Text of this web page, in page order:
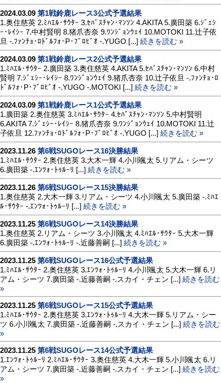
2024.03.09 第1戦鈴鹿レース3公式予選結果
1.奥住慈英 2.ﾐﾊｴﾙ･ｻｳﾀｰ 3.ｾﾊﾞｽﾁｬﾝ･ﾏﾝｿﾝ 4.AKITA 5.廣田築 6.ｼﾞｪｼ
ｰ･ﾚｲｼｰ 7.中村賢明 8.猪爪杏奈 9.ﾜﾝｼﾞｮﾝｳｪｲ 10.MOTOKI 11.辻子依
旦 -.ﾌｧﾝﾁｮ･ﾛﾄﾞﾙﾌｫ･P･ﾌﾞﾛﾋﾞｵ -.YUGO [...] 続きを読む »
2024.03.09 第1戦鈴鹿レース2公式予選結果
1.ﾐﾊｴﾙ･ｻｳﾀｰ 2.廣田築 3.奥住慈英 4.AKITA 5.ｾﾊﾞｽﾁｬﾝ･ﾏﾝｿﾝ 6.中村
賢明 7.ｼﾞｪｼｰ･ﾚｲｼｰ 8.ﾜﾝｼﾞｮﾝｳｪｲ 9.猪爪杏奈 10.辻子依旦 -.ﾌｧﾝﾁｮ･ﾛ
ﾄﾞﾙﾌｫ･P･ﾌﾞﾛﾋﾞｵ -.YUGO -.MOTOKI [...] 続きを読む »
2024.03.09 第1戦鈴鹿レース1公式予選結果
1.廣田築 2.奥住慈英 3.ﾐﾊｴﾙ･ｻｳﾀｰ 4.ｾﾊﾞｽﾁｬﾝ･ﾏﾝｿﾝ 5.中村賢明
6.AKITA 7.ｼﾞｪｼｰ･ﾚｲｼｰ 8.猪爪杏奈 9.ﾜﾝｼﾞｮﾝｳｪｲ 10.MOTOKI 11.辻
子依旦 12.ﾌｧﾝﾁｮ･ﾛﾄﾞﾙﾌｫ･P･ﾌﾞﾛﾋﾞｵ -.YUGO [...] 続きを読む »
2023.11.26 第6戦SUGOレース16決勝結果
1.ﾐﾊｴﾙ･ｻｳﾀｰ 2.奥住慈英 3.大木一輝 4.小川颯太 5.リアム・シーツ
6.廣田築 -.ｴﾝﾂｫ･ﾄｩﾙｰﾘ [...] 続きを読む »
2023.11.26 第6戦SUGOレース15決勝結果
1.奥住慈英 2.大木一輝 3.リアム・シーツ 4.小川颯太 5.廣田築 -.ﾐﾊｴ
ﾙ･ｻｳﾀｰ -.ｴﾝﾂｫ･ﾄｩﾙｰﾘ [...] 続きを読む »
2023.11.25 第6戦SUGOレース14決勝結果
1.奥住慈英 2.リアム・シーツ 3.小川颯太 4.ﾐﾊｴﾙ･ｻｳﾀｰ 5.大木一輝
6.廣田築 -.ｴﾝﾂｫ･ﾄｩﾙｰﾘ -.近藤善嗣 [...] 続きを読む »
2023.11.25 第6戦SUGOレース16公式予選結果
1.ﾐﾊｴﾙ･ｻｳﾀｰ 2.奥住慈英 3.ｴﾝﾂｫ･ﾄｩﾙｰﾘ 4.小川颯太 5.大木一輝 6.リ
アム・シーツ 7.廣田築 -.近藤善嗣 -.スカイ・チェン [...] 続きを読む
»
2023.11.25 第6戦SUGOレース15公式予選結果
1.ﾐﾊｴﾙ･ｻｳﾀｰ 2.奥住慈英 3.ｴﾝﾂｫ･ﾄｩﾙｰﾘ 4.大木一輝 5.リアム・シー
ツ 6.小川颯太 7.廣田築 -.近藤善嗣 -.スカイ・チェン [...] 続きを読む
»
2023.11.25 第6戦SUGOレース14公式予選結果
1.ｴﾝﾂｫ･ﾄｩﾙｰﾘ 2.ﾐﾊｴﾙ･ｻｳﾀｰ 3.奥住慈英 4.大木一輝 5.小川颯太 6.リ
アム・シーツ 7.廣田築 -.近藤善嗣 -.スカイ・チェン [...] 続きを読む
»